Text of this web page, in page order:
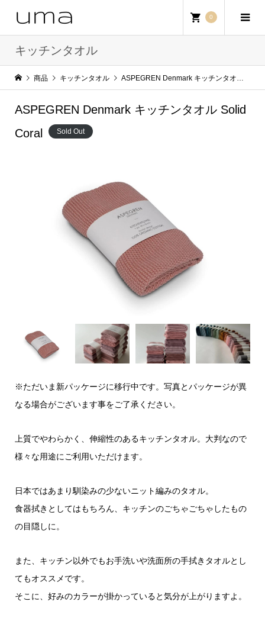
0
キッチンタオル
商品 キッチンタオル ASPEGREN Denmark キッチンタオル Solid Coral
ASPEGREN Denmark キッチンタオル Solid
Coral
Sold Out
※ただいま新パッケージに移行中です。写真とパッケージが異
なる場合がございます事をご了承ください。
上質でやわらかく、伸縮性のあるキッチンタオル。大判なので
様々な用途にご利用いただけます。
日本ではあまり馴染みの少ないニット編みのタオル。
食器拭きとしてはもちろん、キッチンのごちゃごちゃしたもの
の目隠しに。
また、キッチン以外でもお手洗いや洗面所の手拭きタオルとし
てもオススメです。
そこに、好みのカラーが掛かっていると気分が上がりますよ。